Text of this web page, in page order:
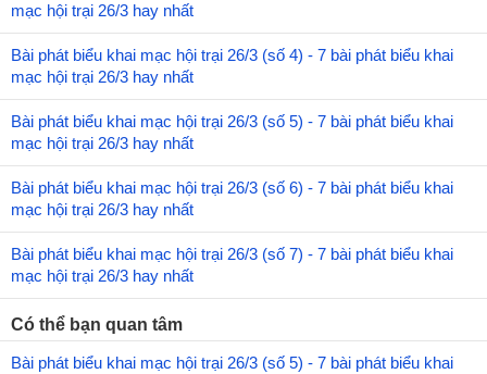
mạc hội trại 26/3 hay nhất
Bài phát biểu khai mạc hội trại 26/3 (số 4) - 7 bài phát biểu khai
mạc hội trại 26/3 hay nhất
Bài phát biểu khai mạc hội trại 26/3 (số 5) - 7 bài phát biểu khai
mạc hội trại 26/3 hay nhất
Bài phát biểu khai mạc hội trại 26/3 (số 6) - 7 bài phát biểu khai
mạc hội trại 26/3 hay nhất
Bài phát biểu khai mạc hội trại 26/3 (số 7) - 7 bài phát biểu khai
mạc hội trại 26/3 hay nhất
Có thể bạn quan tâm
Bài phát biểu khai mạc hội trại 26/3 (số 5) - 7 bài phát biểu khai